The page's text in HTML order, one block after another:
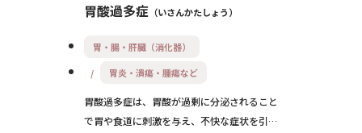
胃酸過多症 いさんかたしょう
胃・腸・肝臓（消化器）
胃炎・潰瘍・腫瘍など
胃酸過多症は、胃酸が過剰に分泌されること
で胃や食道に刺激を与え、不快な症状を引き